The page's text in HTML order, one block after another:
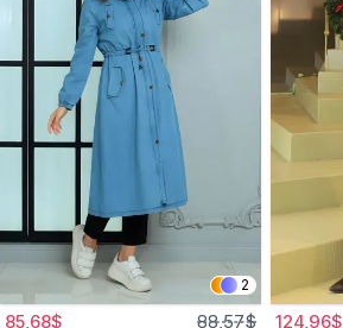
2
85,68$ 88,57$ 124,96$